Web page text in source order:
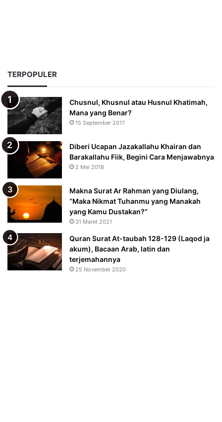
TERPOPULER
Chusnul, Khusnul atau Husnul Khatimah,
Mana yang Benar?
15 September 2017
Diberi Ucapan Jazakallahu Khairan dan
Barakallahu Fiik, Begini Cara Menjawabnya
2 Mei 2018
Makna Surat Ar Rahman yang Diulang,
“Maka Nikmat Tuhanmu yang Manakah
yang Kamu Dustakan?”
31 Maret 2021
Quran Surat At-taubah 128-129 (Laqod ja
akum), Bacaan Arab, latin dan
terjemahannya
25 November 2020